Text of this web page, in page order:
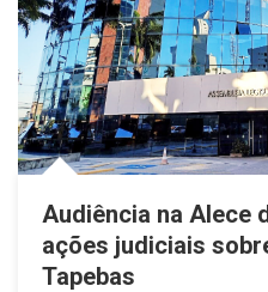
Audiência na Alece
ações judiciais
Tapebas